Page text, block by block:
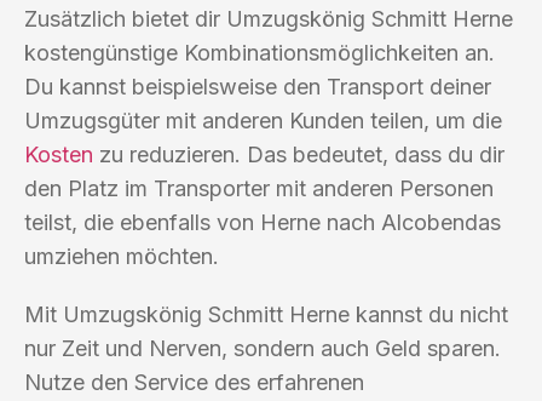
Zusätzlich bietet dir Umzugskönig Schmitt Herne
kostengünstige Kombinationsmöglichkeiten an.
Du kannst beispielsweise den Transport deiner
Umzugsgüter mit anderen Kunden teilen, um die
Kosten zu reduzieren. Das bedeutet, dass du dir
den Platz im Transporter mit anderen Personen
teilst, die ebenfalls von Herne nach Alcobendas
umziehen möchten.
Mit Umzugskönig Schmitt Herne kannst du nicht
nur Zeit und Nerven, sondern auch Geld sparen.
Nutze den Service des erfahrenen